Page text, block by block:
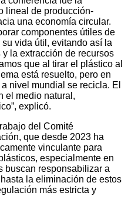
lineal de producción-
una economía circular.
componentes útiles de
vida útil, evitando así la
la extracción de recursos
que al tirar el plástico al
está resuelto, pero en
nivel mundial se recicla. El
el medio natural,
explicó.
del Comité
que desde 2023 ha
vinculante para
especialmente en
buscan responsabilizar a
la eliminación de estos
más estricta y